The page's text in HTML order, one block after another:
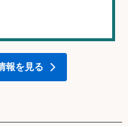
報を見る